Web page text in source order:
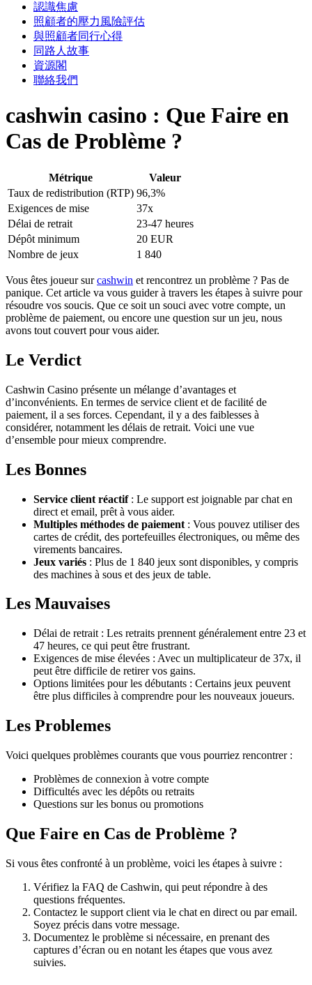
認識焦慮
照顧者的壓力風險評估
與照顧者同行心得
同路人故事
資源閣
聯絡我們
cashwin casino : Que Faire en
Cas de Problème ?
Métrique
Valeur
Taux de redistribution (RTP) 96,3%
Exigences de mise
37x
Délai de retrait
23-47 heures
Dépôt minimum
20 EUR
Nombre de jeux
1 840
Vous êtes joueur surcashwin et rencontrez un problème ? Pas de
panique. Cet article va vous guider à travers les étapes à suivre pour
résoudre vos soucis. Que ce soit un souci avec votre compte, un
problème de paiement, ou encore une question sur un jeu, nous
avons tout couvert pour vous aider.
Le Verdict
Cashwin Casino présente un mélange d’avantages et
d’inconvénients. En termes de service client et de facilité de
paiement, il a ses forces. Cependant, il y a des faiblesses à
considérer, notamment les délais de retrait. Voici une vue
d’ensemble pour mieux comprendre.
Les Bonnes
Service client réactif: Le support est joignable par chat en
direct et email, prêt à vous aider.
Multiples méthodes de paiement : Vous pouvez utiliser des
cartes de crédit, des portefeuilles électroniques, ou même des
virements bancaires.
Jeux variés : Plus de 1 840 jeux sont disponibles, y compris
des machines à sous et des jeux de table.
Les Mauvaises
Délai de retrait : Les retraits prennent généralement entre 23 et
47 heures, ce qui peut être frustrant.
Exigences de mise élevées : Avec un multiplicateur de 37x, il
peut être difficile de retirer vos gains.
Options limitées pour les débutants : Certains jeux peuvent
être plus difficiles à comprendre pour les nouveaux joueurs.
Les Problemes
Voici quelques problèmes courants que vous pourriez rencontrer :
Problèmes de connexion à votre compte
Difficultés avec les dépôts ou retraits
Questions sur les bonus ou promotions
Que Faire en Cas de Problème ?
Si vous êtes confronté à un problème, voici les étapes à suivre :
Vérifiez la FAQ de Cashwin, qui peut répondre à des
questions fréquentes.
Contactez le support client via le chat en direct ou par email.
Soyez précis dans votre message.
Documentez le problème si nécessaire, en prenant des
captures d’écran ou en notant les étapes que vous avez
suivies.